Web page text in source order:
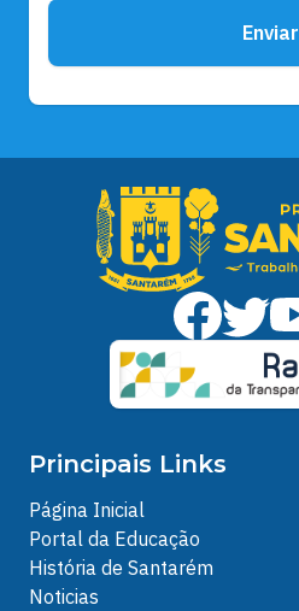
Enviar
Principais Links
Página Inicial
Portal da Educação
História de Santarém
Noticias